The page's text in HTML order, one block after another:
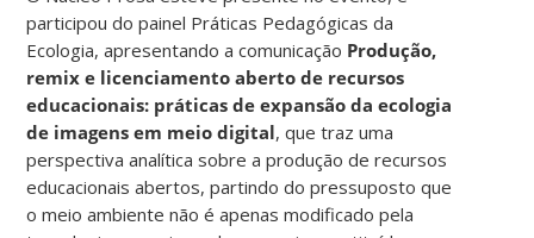
participou do painel Práticas Pedagógicas da
Ecologia, apresentando a comunicação Produção,
remix e licenciamento aberto de recursos
educacionais: práticas de expansão da ecologia
de imagens em meio digital, que traz uma
perspectiva analítica sobre a produção de recursos
educacionais abertos, partindo do pressuposto que
o meio ambiente não é apenas modificado pela